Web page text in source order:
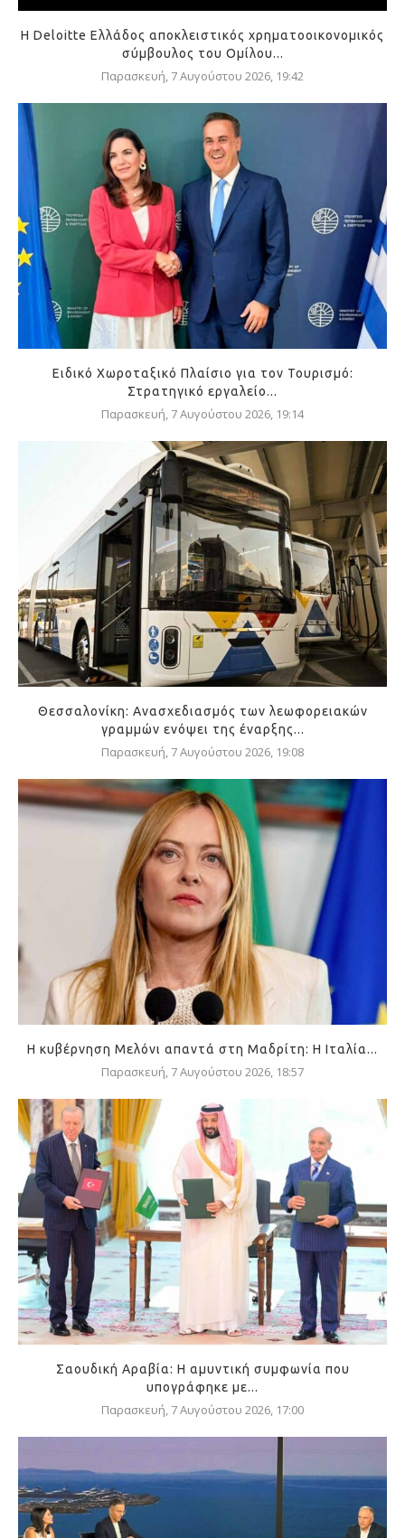
Η Deloitte Ελλάδος αποκλειστικός χρηματοοικονομικός
σύμβουλος του Ομίλου...
Παρασκευή, 7 Αυγούστου 2026, 19:42
Ειδικό Χωροταξικό Πλαίσιο για τον Τουρισμό:
Στρατηγικό εργαλείο...
Παρασκευή, 7 Αυγούστου 2026, 19:14
Θεσσαλονίκη: Ανασχεδιασμός των λεωφορειακών
γραμμών ενόψει της έναρξης...
Παρασκευή, 7 Αυγούστου 2026, 19:08
Η κυβέρνηση Μελόνι απαντά στη Μαδρίτη: Η Ιταλία...
Παρασκευή, 7 Αυγούστου 2026, 18:57
Σαουδική Αραβία: Η αμυντική συμφωνία που
υπογράφηκε με...
Παρασκευή, 7 Αυγούστου 2026, 17:00